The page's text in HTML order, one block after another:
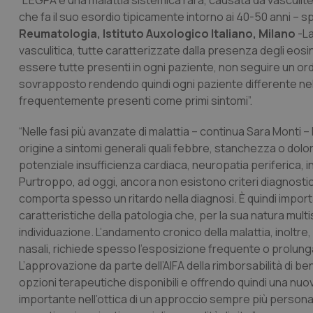
che fa il suo esordio tipicamente intorno ai 40-50 anni –
Reumatologia, Istituto Auxologico Italiano, Milano -
vasculitica, tutte caratterizzate dalla presenza degli
essere tutte presenti in ogni paziente, non seguire un
sovrapposto rendendo quindi ogni paziente differente
frequentemente presenti come primi sintomi”.
“Nelle fasi più avanzate di malattia – continua Sara
origine a sintomi generali quali febbre, stanchezza o
potenziale insufficienza cardiaca, neuropatia
Purtroppo, ad oggi, ancora non esistono criteri
comporta spesso un ritardo nella diagnosi. È quindi
caratteristiche della patologia che, per la sua natura
individuazione. L’andamento cronico della malattia,
nasali, richiede spesso l’esposizione frequente o
L’approvazione da parte dell’AIFA della rimborsabilità di
opzioni terapeutiche disponibili e offrendo quindi una
importante nell’ottica di un approccio sempre più